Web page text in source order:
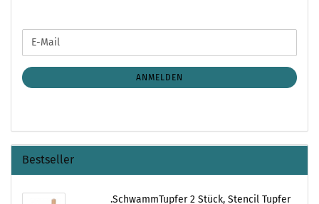
ZUR
ANMELDUNG
E-
Mail
ANMELDEN
Bestseller
.SchwammTupfer 2 Stück, Stencil Tupfer